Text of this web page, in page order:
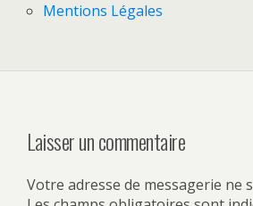
Mentions Légales
Laisser un commentaire
Votre adresse de messagerie ne